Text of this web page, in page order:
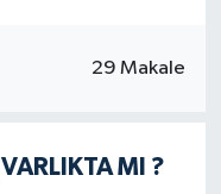
29 Makale
MI ?